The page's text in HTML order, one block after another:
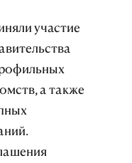
участие
а также